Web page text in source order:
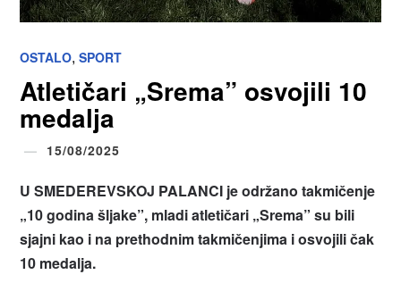
OSTALO,SPORT
Atletičari „Srema” osvojili 10
medalja
15/08/2025
U SMEDEREVSKOJ PALANCI je održano takmičenje
„10 godinašljake”, mladi atletičari „Srema” su bili
sjajni kao i na prethodnim takmičenjima i osvojili čak
10 medalja.